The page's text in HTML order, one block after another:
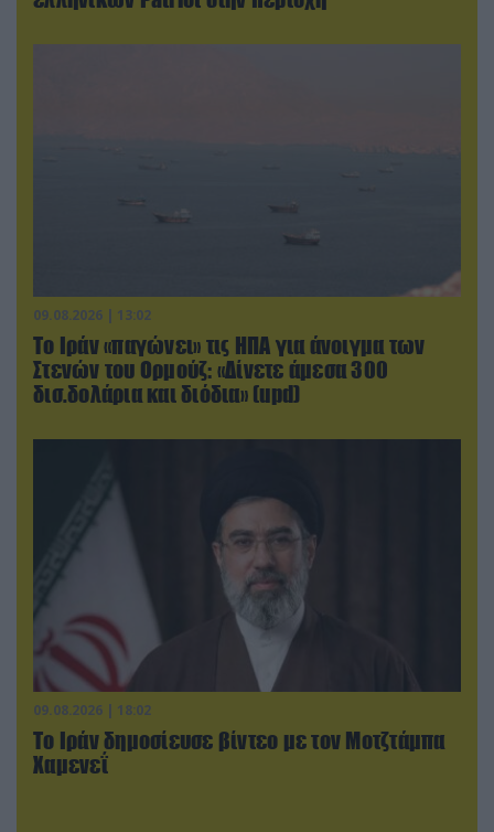
09.08.2026 | 13:02
Το Ιράν «παγώνει» τις ΗΠΑ για άνοιγμα των
Στενών του Ορμούζ: «Δίνετε άμεσα 300
δισ.δολάρια και διόδια» (upd)
09.08.2026 | 18:02
Το Ιράν δημοσίευσε βίντεο με τον Μοτζτάμπα
Χαμενεΐ